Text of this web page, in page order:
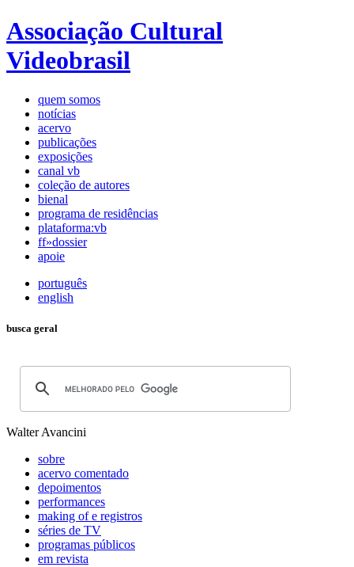
Associação Cultural
Videobrasil
quem somos
notícias
acervo
publicações
exposições
canal vb
coleção de autores
bienal
programa de residências
plataforma:vb
ff»dossier
apoie
português
english
busca geral
Walter Avancini
sobre
acervo comentado
depoimentos
performances
making of e registros
séries de TV
programas públicos
em revista